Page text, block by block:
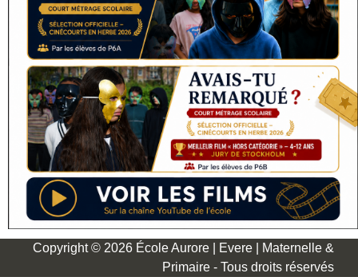
Copyright © 2026 École Aurore | Evere | Maternelle &
Primaire - Tous droits réservés